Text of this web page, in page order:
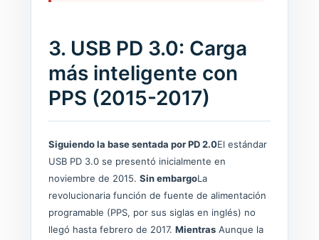
3. USB PD 3.0: Carga
más inteligente con
PPS (2015-2017)
Siguiendo la base sentada por PD 2.0El estándar
USB PD 3.0 se presentó inicialmente en
noviembre de 2015. Sin embargoLa
revolucionaria función de fuente de alimentación
programable (PPS, por sus siglas en inglés) no
llegó hasta febrero de 2017. Mientras Aunque la